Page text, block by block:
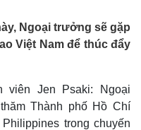
hội
24h
ấn VOV
Việc làm
đảo
Ngoại trưởng sẽ gặp
Việt Nam để thúc đẩy
viên Jen Psaki: Ngoại
Thành phố Hồ Chí
trong chuyến